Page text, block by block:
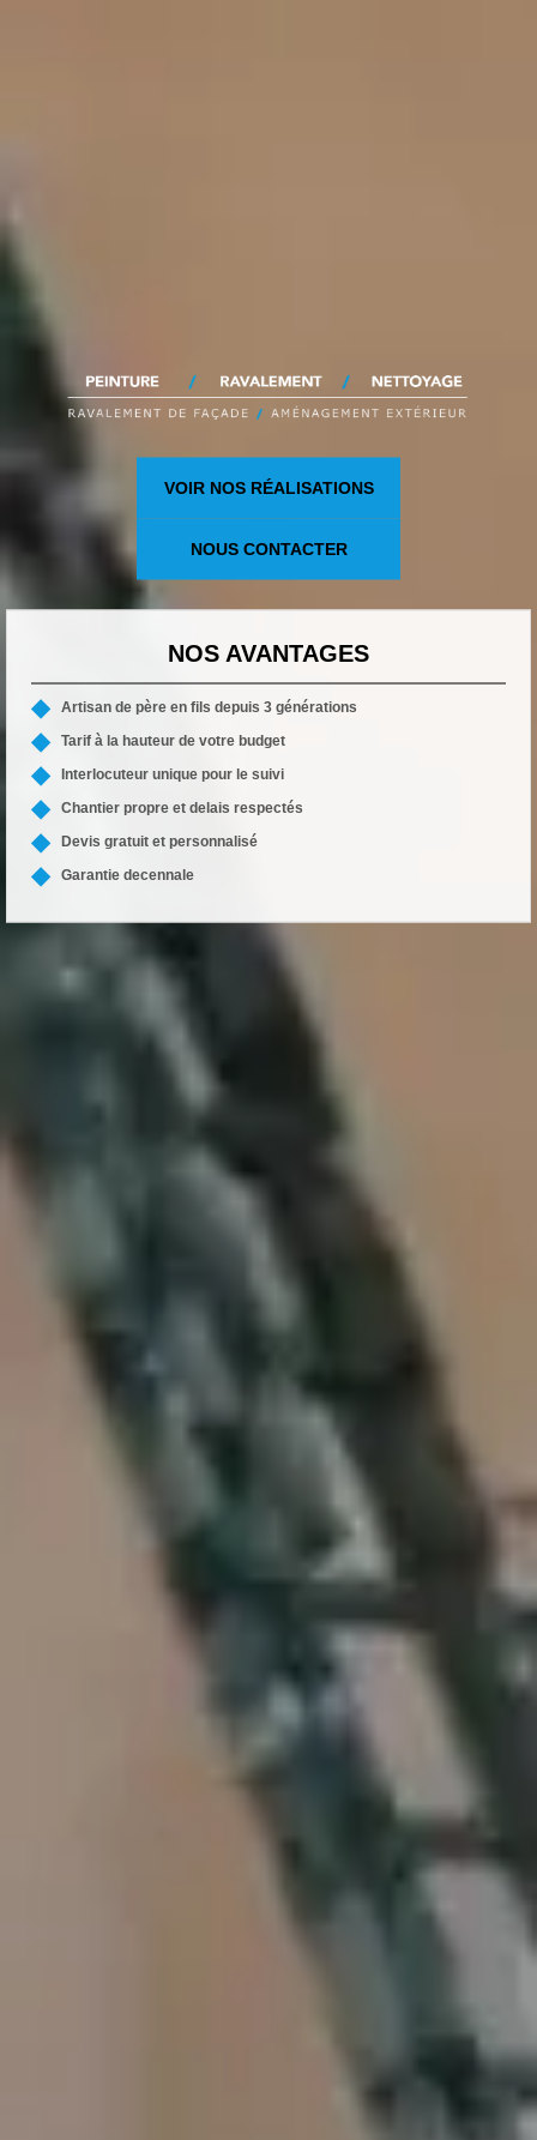
VOIR NOS RÉALISATIONS
NOUS CONTACTER
NOS AVANTAGES
Artisan de père en fils depuis 3 générations
Tarif à la hauteur de votre budget
Interlocuteur unique pour le suivi
Chantier propre et delais respectés
Devis gratuit et personnalisé
Garantie decennale